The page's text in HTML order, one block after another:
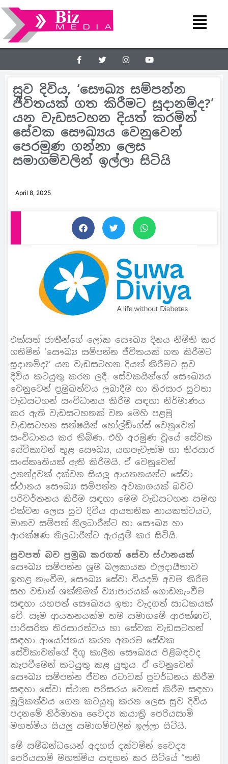
සුව දිවිය, ‘සෞඛ්‍ය සම්පන්න
ජීවිතයක් ගත කිරීමට සූදානම්ද?’
යන වැඩසටහන දියත් කරමින්
සේවක සෞඛ්‍යය වෙනුවෙන්
පෙරමුණ ගන්නා ලෙස
සමාගම්වලින් ඉල්ලා සිටියි
April 8, 2025
එක්සත් ජාතීන්ගේ ලෝක සෞඛ්‍ය දිනය නිමිති කර
ගනිමින් ‘සෞඛ්‍ය සම්පන්න ජීවිතයක් ගත කිරීමට
සූදානම්ද?’ යන වැඩසටහන දියත් කිරීමට සුව
දිවිය කටයුතු කරන ලදී. සේවකයින්ගේ සෞඛ්‍යය
වෙනුවෙන් ප්‍රමුඛත්වය ලබාදීම හා තිරසාර සුවතා
වැඩසටහන් සංවිධානය කිරීම සඳහා නිර්මාණය
කර ඇති වැඩසටහනක් වන මෙහි පළමු
වැඩසටහන සන්ෂයින් හෝල්ඩිංග්ස් වෙනුවෙන්
සංවිධානය කර තිබිණ. එහි අරමුණ වූයේ සේවක
සේවිකාවන් තුළ සෞඛ්‍ය, යහපැවැත්ම හා තිරසාර
සංස්කෘතියක් ඇති කිරීමයි. ඒ වෙනුවෙන්
උනන්දුවක් දක්වන සියලු ආයතනයන්ට සේවා
ස්ථානය සෞඛ්‍ය සම්පන්න අවකාශයක් බවට
පරිවර්තනය කිරීම සඳහා මෙම වැඩසටහන සමඟ
එක්වන ලෙස සුව දිවිය ආයතනික නායකත්වයට,
මානව සම්පත් නිලධාරීන්ට හා සෞඛ්‍ය හා
ආරක්ෂණ නිලධාරීන්ට ඇරයුම් කර සිටියි.
සුවපත් බව ප්‍රමුඛ කරගත් සේවා ස්ථානයක්
සෞඛ්‍ය සම්පන්න ශ්‍රම බලකායක ඵලදායීතාව
ඉහළ නැංවීම, සෞඛ්‍ය සේවා වියදම් අවම කිරීම
සහ වඩාත් ශක්තිමත් ව්‍යාපාරයක් ගොඩනැංවීම
සඳහා යහපත් සෞඛ්‍යය ඉතා වැදගත් සාධකයක්
වේ. සෑම ආයතනයක්ම තම සමාගමේ ආරක්ෂාව,
පාරිසරික තිරසාරත්වය හා සේවක වැඩසටහන්
සඳහා ආයෝජනය කරන අතරම සේවක
සේවිකාවන්ගේ දිගු කාලීන සෞඛ්‍යය පිළිබඳවද
කැපවීමෙන් කටයුතු කළ යුතුය. ඒ වෙනුවෙන්
සෞඛ්‍ය සම්පන්න ජීවන රටාවක් ප්‍රවර්ධනය කිරීම
සඳහා සේවා ස්ථාන පරිසරය වෙනස් කිරීම සඳහා
මූලිකත්වය ගෙන කටයුතු කරන ලෙස සුව දිවිය
පදනමේ නිර්මාතෘ වෛද්‍ය කයාත්‍රි පෙරියසාමි
මහත්මිය සියලු සමාගම්වලින් ඉල්ලා සිටියි.
මේ සම්බන්ධයෙන් අදහස් දක්වමින් වෛද්‍ය
පෙරියසාමි මහත්මිය සඳහන් කර සිටියේ “තනි